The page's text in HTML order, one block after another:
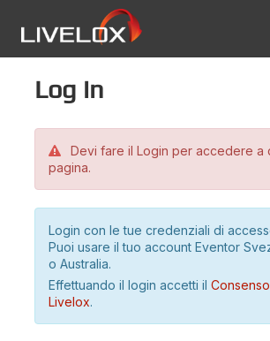
Log in
Devi fare il Login per accedere a
pagina.
Login con le tue credenziali di
Puoi usare il tuo account Eventor
o Australia.
Effettuando il login accetti il
Livelox.